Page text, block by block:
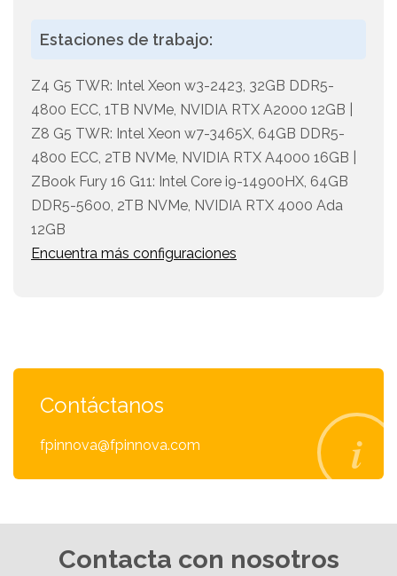
Estaciones de trabajo:
Z4 G5 TWR: Intel Xeon w3-2423, 32GB DDR5-
4800 ECC, 1TB NVMe, NVIDIA RTX A2000 12GB |
Z8 G5 TWR: Intel Xeon w7-3465X, 64GB DDR5-
4800 ECC, 2TB NVMe, NVIDIA RTX A4000 16GB |
ZBook Fury 16 G11: Intel Core i9-14900HX, 64GB
DDR5-5600, 2TB NVMe, NVIDIA RTX 4000 Ada
12GB
Encuentra más configuraciones
Contáctanos
fpinnova@fpinnova.com
Contacta con nosotros